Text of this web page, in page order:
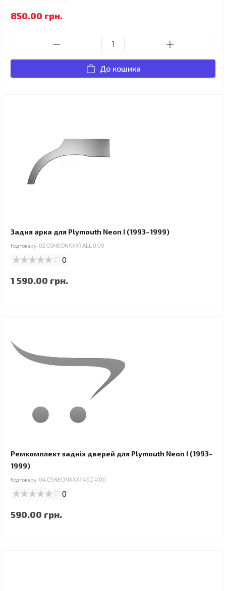
850.00 грн.
До кошика
Задня арка для Plymouth Neon I (1993–1999)
Код товару: 02.CSNEONXXX1.ALL.0.00
0
1 590.00 грн.
Ремкомплект задніх дверей для Plymouth Neon I (1993–
1999)
Код товару: 04.CSNEONXXX1.4SD.R.00
0
590.00 грн.